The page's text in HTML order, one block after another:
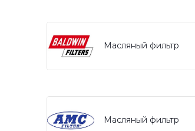
Масляный фильтр
Масляный фильтр